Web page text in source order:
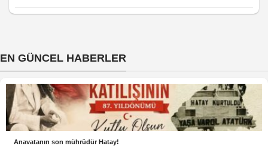
EN GÜNCEL HABERLER
Anavatanın son mührüdür Hatay!